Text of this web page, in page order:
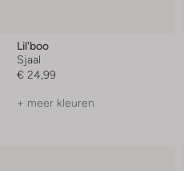
Lil'boo
Sjaal
€ 24,99
+ meer kleuren